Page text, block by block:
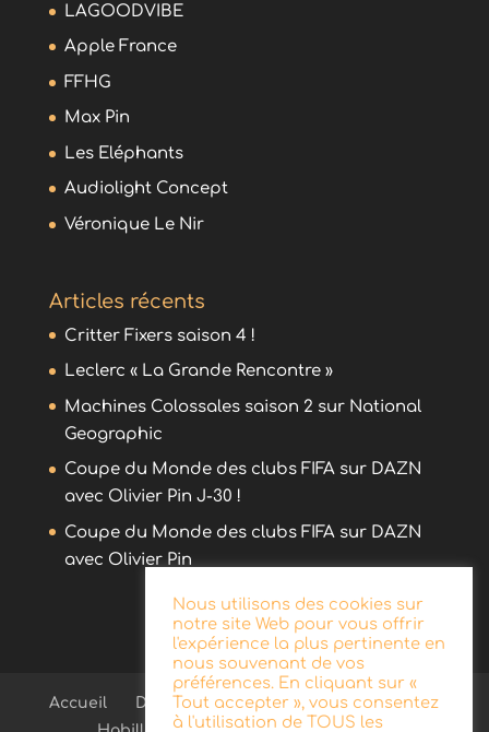
LAGOODVIBE
Apple France
FFHG
Max Pin
Les Eléphants
Audiolight Concept
Véronique Le Nir
Articles récents
Critter Fixers saison 4 !
Leclerc « La Grande Rencontre »
Machines Colossales saison 2 sur National
Geographic
Coupe du Monde des clubs FIFA sur DAZN
avec Olivier Pin J-30 !
Coupe du Monde des clubs FIFA sur DAZN
avec Olivier Pin
Accueil Démo Blog Radio
Publicité
Nous utilisons des cookies sur
notre site Web pour vous offrir
l'expérience la plus pertinente en
nous souvenant de vos
préférences. En cliquant sur «
Tout accepter », vous consentez
à l'utilisation de TOUS les